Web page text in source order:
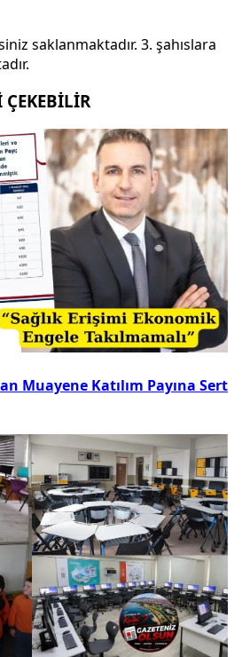
saklanmaktadır. 3. şahıslara
Muayene Katılım Payına Sert